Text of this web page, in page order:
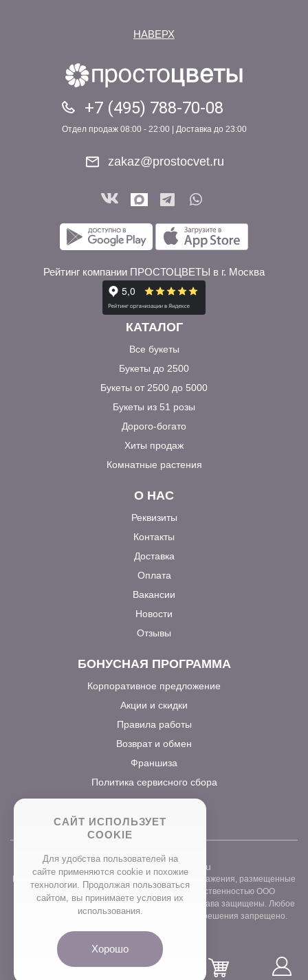
НАВЕРХ
+7 (495) 788-70-08
Отдел продаж 08:00 - 22:00 | Доставка до 23:00
zakaz@prostocvet.ru
Рейтинг компании ПРОСТОЦВЕТЫ в г. Москва
КАТАЛОГ
Все букеты
Букеты до 2500
Букеты от 2500 до 5000
Букеты из 51 розы
Дорого-богато
Хиты продаж
Комнатные растения
О НАС
Реквизиты
Контакты
Доставка
Оплата
Вакансии
Новости
Отзывы
БОНУСНАЯ ПРОГРАММА
Корпоративное предложение
Акции и скидки
Правила работы
Возврат и обмен
Франшиза
Политика сервисного сбора
www.prostocvet.ru
Вся текстовая информация и графические изображения, размещенные
на сайте интернет-магазина, являются собственностью ООО
«ПРОСТОБУКЕТ» ОГРН 1157746211248. Все права защищены. Любое
использование контента без письменного разрешения запрещено.
САЙТ ИСПОЛЬЗУЕТ
COOKIE
Для удобства пользователей на
сайте применяются сookie и похожие
технологии. Продолжая пользоваться
сайтом, вы принимаете условия их
использования.
Хорошо